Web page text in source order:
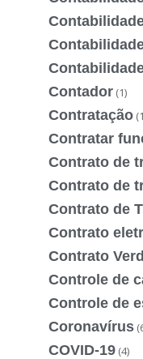
Contador (1)
Contratação
Contratar
Contrato de
Contrato de
Contrato de
Contrato
Contrato
Controle de
Controle de
Coronavírus
COVID-19 (4)